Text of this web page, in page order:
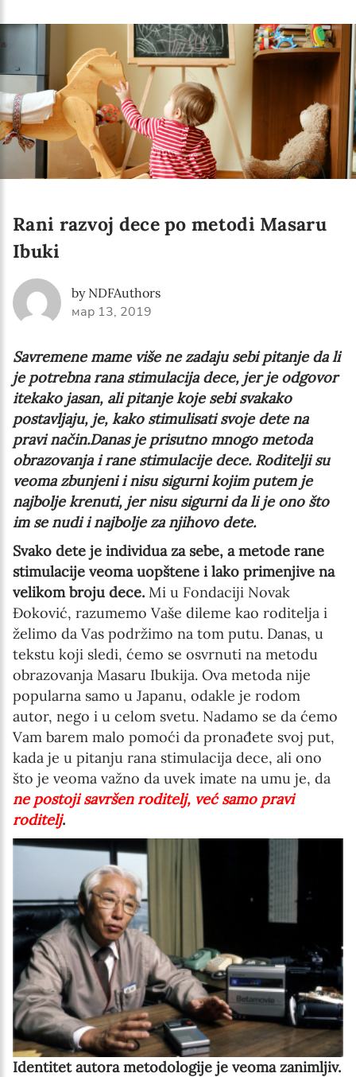
Rani razvoj dece po metodi Masaru
Ibuki
by NDFAuthors
мар 13, 2019
Savremene mame više ne zadaju sebi pitanje da li
je potrebna rana stimulacija dece, jer je odgovor
itekako jasan, ali pitanje koje sebi svakako
postavljaju, je, kako stimulisati svoje dete na
pravi način.Danas je prisutno mnogo metoda
obrazovanja i rane stimulacije dece. Roditelji su
veoma zbunjeni i nisu sigurni kojim putem je
najbolje krenuti, jer nisu sigurni da li je ono što
im se nudi i najbolje za njihovo dete.
Svako dete je individua za sebe, a metode rane
stimulacije veoma uopštene i lako primenjive na
velikom broju dece. Mi u Fondaciji Novak
Đoković, razumemo Vaše dileme kao roditelja i
želimo da Vas podržimo na tom putu. Danas, u
tekstu koji sledi, ćemo se osvrnuti na metodu
obrazovanja Masaru Ibukija. Ova metoda nije
popularna samo u Japanu, odakle je rodom
autor, nego i u celom svetu. Nadamo se da ćemo
Vam barem malo pomoći da pronađete svoj put,
kada je u pitanju rana stimulacija dece, ali ono
što je veoma važno da uvek imate na umu je, da
ne postoji savršen roditelj, već samo pravi
roditelj.
Identitet autora metodologije je veoma zanimljiv.
Serbian
English
Interests
The Early Years Blog
Program updates
SUBSCRIBE